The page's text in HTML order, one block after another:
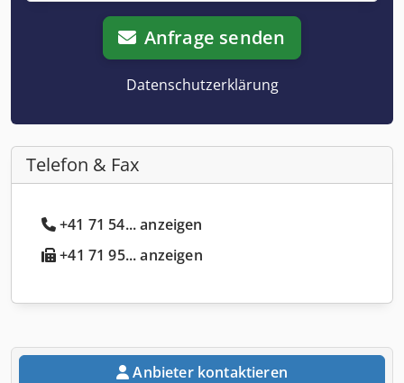
Anfrage senden
Datenschutzerklärung
Telefon & Fax
+41 71 54... anzeigen
+41 71 95... anzeigen
Anbieter kontaktieren